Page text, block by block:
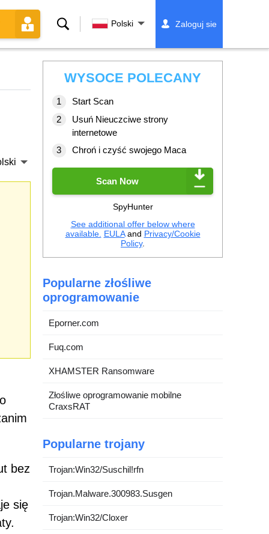
Szukaj Polski Zaloguj sie
bez
się
WYSOCE POLECANY
Start Scan
Usuń Nieuczciwe strony
internetowe
Chroń i czyść swojego Maca
Scan Now
SpyHunter
See additional offer below where
available. EULAand Privacy/Cookie
Policy.
Popularne złośliwe
oprogramowanie
Eporner.com
Fuq.com
XHAMSTER Ransomware
Złośliwe oprogramowanie mobilne
CraxsRAT
Popularne trojany
Trojan:Win32/Suschil!rfn
Trojan.Malware.300983.Susgen
Trojan:Win32/Cloxer